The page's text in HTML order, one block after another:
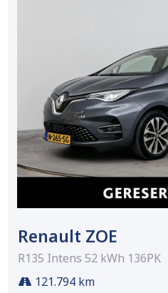
Renault ZOE
R135 Intens 52 kWh 136PK
121.794 km